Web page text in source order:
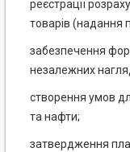
реєстрації
товарів (надання
забезпечення
незалежних
створення умов
та нафти;
затвердження